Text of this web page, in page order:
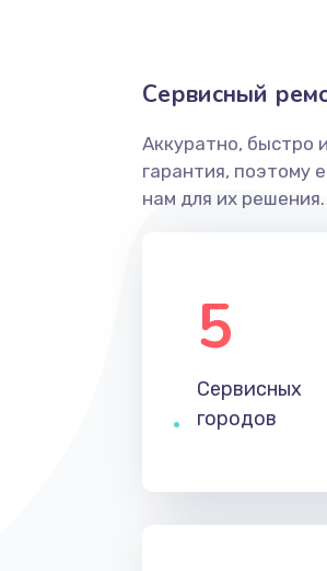
Ремонт
Сервисный
Аккуратно, быстро
гарантия, поэтому
нам для их решения.
5
Сервисных
городов